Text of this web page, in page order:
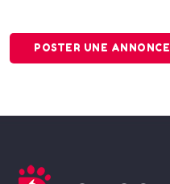
POSTER UNE ANNONCE